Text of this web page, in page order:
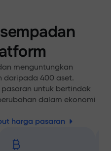
menguntungkan
daripada 400 aset.
untuk bertindak
dalam ekonomi
harga pasaran